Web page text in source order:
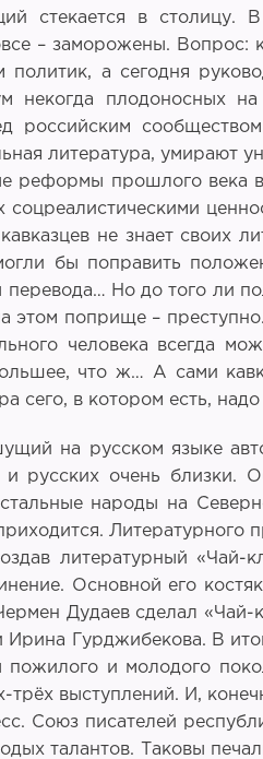
стекается в
– заморожены. Вопрос:
а сегодня
некогда плодоносных
российским
литература, умирают
реформы прошлого века
соцреалистическими
не знает своих
бы поправить
перевода… Но до того ли
этом поприще –
человека всегда
что ж… А сами
сего, в котором есть,
на русском языке
и русских очень близки.
народы на
Литературного
литературный «Чай-
Основной его
Дудаев сделал «Чай-
Ирина Гурджибекова. В
пожилого и молодого
трёх выступлений. И,
Союз писателей
талантов. Таковы